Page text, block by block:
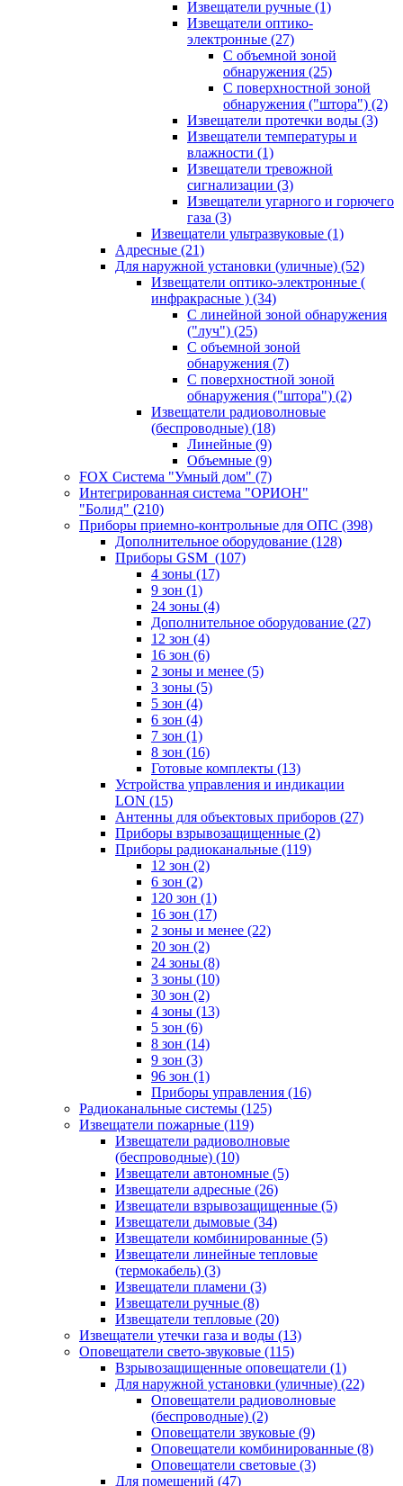
Извещатели ручные (1)
Извещатели оптико-
электронные (27)
С объемной зоной
обнаружения (25)
С поверхностной зоной
обнаружения ("штора") (2)
Извещатели протечки воды (3)
Извещатели температуры и
влажности (1)
Извещатели тревожной
сигнализации (3)
Извещатели угарного и горючего
газа (3)
Извещатели ультразвуковые (1)
Адресные (21)
Для наружной установки (уличные) (52)
Извещатели оптико-электронные (
инфракрасные ) (34)
С линейной зоной обнаружения
("луч") (25)
С объемной зоной
обнаружения (7)
С поверхностной зоной
обнаружения ("штора") (2)
Извещатели радиоволновые
(беспроводные) (18)
Линейные (9)
Объемные (9)
FOX Система "Умный дом" (7)
Интегрированная система "ОРИОН"
"Болид" (210)
Приборы приемно-контрольные для ОПС (398)
Дополнительное оборудование (128)
Приборы GSM (107)
4 зоны (17)
9 зон (1)
24 зоны (4)
Дополнительное оборудование (27)
12 зон (4)
16 зон (6)
2 зоны и менее (5)
3 зоны (5)
5 зон (4)
6 зон (4)
7 зон (1)
8 зон (16)
Готовые комплекты (13)
Устройства управления и индикации
LON (15)
Антенны для объектовых приборов (27)
Приборы взрывозащищенные (2)
Приборы радиоканальные (119)
12 зон (2)
6 зон (2)
120 зон (1)
16 зон (17)
2 зоны и менее (22)
20 зон (2)
24 зоны (8)
3 зоны (10)
30 зон (2)
4 зоны (13)
5 зон (6)
8 зон (14)
9 зон (3)
96 зон (1)
Приборы управления (16)
Радиоканальные системы (125)
Извещатели пожарные (119)
Извещатели радиоволновые
(беспроводные) (10)
Извещатели автономные (5)
Извещатели адресные (26)
Извещатели взрывозащищенные (5)
Извещатели дымовые (34)
Извещатели комбинированные (5)
Извещатели линейные тепловые
(термокабель) (3)
Извещатели пламени (3)
Извещатели ручные (8)
Извещатели тепловые (20)
Извещатели утечки газа и воды (13)
Оповещатели свето-звуковые (115)
Взрывозащищенные оповещатели (1)
Для наружной установки (уличные) (22)
Оповещатели радиоволновые
(беспроводные) (2)
Оповещатели звуковые (9)
Оповещатели комбинированные (8)
Оповещатели световые (3)
Для помещений (47)